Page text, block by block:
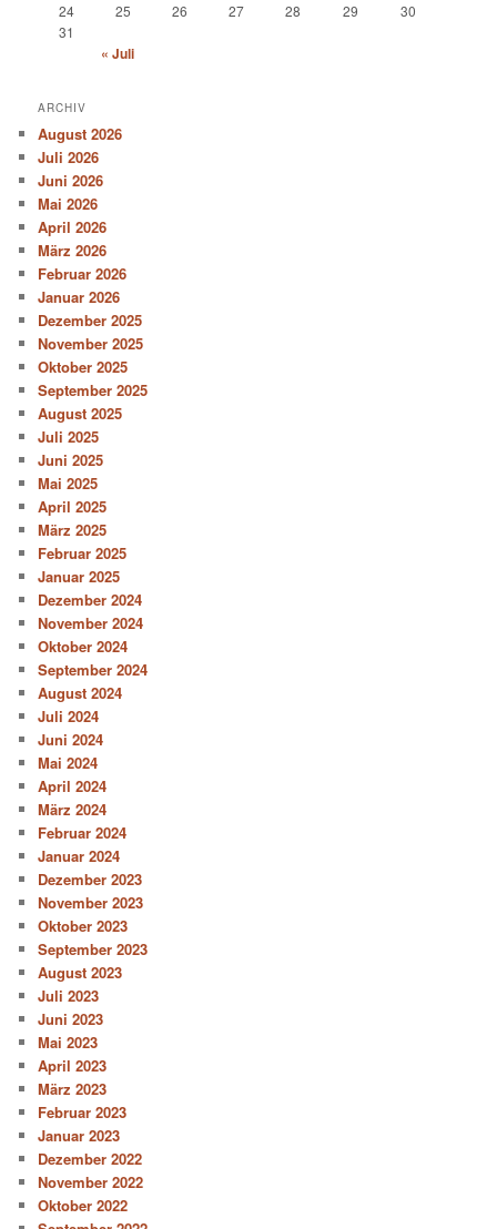
24 25 26 27 28 29
30
31
« Juli
ARCHIV
August 2026
Juli 2026
Juni 2026
Mai 2026
April 2026
März 2026
Februar 2026
Januar 2026
Dezember 2025
November 2025
Oktober 2025
September 2025
August 2025
Juli 2025
Juni 2025
Mai 2025
April 2025
März 2025
Februar 2025
Januar 2025
Dezember 2024
November 2024
Oktober 2024
September 2024
August 2024
Juli 2024
Juni 2024
Mai 2024
April 2024
März 2024
Februar 2024
Januar 2024
Dezember 2023
November 2023
Oktober 2023
September 2023
August 2023
Juli 2023
Juni 2023
Mai 2023
April 2023
März 2023
Februar 2023
Januar 2023
Dezember 2022
November 2022
Oktober 2022